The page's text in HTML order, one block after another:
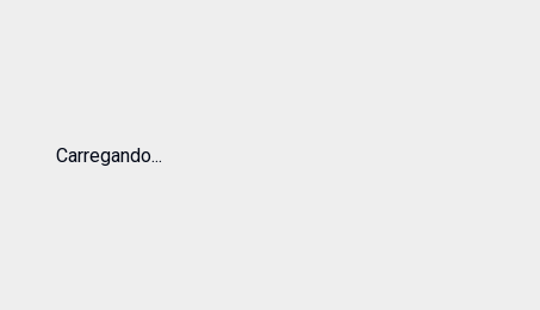
Carregando...